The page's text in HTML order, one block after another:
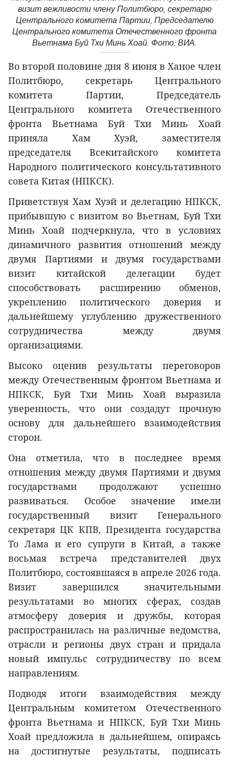
визит вежливости члену Политбюро, секретарю
Центрального комитета Партии, Председателю
Центрального комитета Отечественного фронта
Вьетнама Буй Тхи Минь Хоай. Фото: ВИА.
Во второй половине дня 8 июня в Ханое член
Политбюро, секретарь Центрального
комитета Партии, Председатель
Центрального комитета Отечественного
фронта Вьетнама Буй Тхи Минь Хоай
приняла Хам Хуэй, заместителя
председателя Всекитайского комитета
Народного политического консультативного
совета Китая (НПКСК).
Приветствуя Хам Хуэй и делегацию НПКСК,
прибывшую с визитом во Вьетнам, Буй Тхи
Минь Хоай подчеркнула, что в условиях
динамичного развития отношений между
двумя Партиями и двумя государствами
визит китайской делегации будет
способствовать расширению обменов,
укреплению политического доверия и
дальнейшему углублению дружественного
сотрудничества между двумя
организациями.
Высоко оценив результаты переговоров
между Отечественным фронтом Вьетнама и
НПКСК, Буй Тхи Минь Хоай выразила
уверенность, что они создадут прочную
основу для дальнейшего взаимодействия
сторон.
Она отметила, что в последнее время
отношения между двумя Партиями и двумя
государствами продолжают успешно
развиваться. Особое значение имели
государственный визит Генерального
секретаря ЦК КПВ, Президента государства
То Лама и его супруги в Китай, а также
восьмая встреча представителей двух
Политбюро, состоявшаяся в апреле 2026 года.
Визит завершился значительными
результатами во многих сферах, создав
атмосферу доверия и дружбы, которая
распространилась на различные ведомства,
отрасли и регионы двух стран и придала
новый импульс сотрудничеству по всем
направлениям.
Подводя итоги взаимодействия между
Центральным комитетом Отечественного
фронта Вьетнама и НПКСК, Буй Тхи Минь
Хоай предложила в дальнейшем, опираясь
на достигнутые результаты, подписать